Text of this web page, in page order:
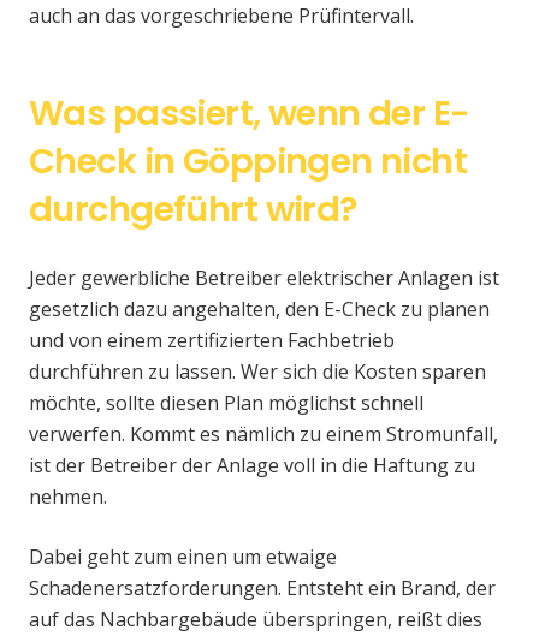
auch an das vorgeschriebene Prüfintervall.
Was passiert, wenn der E-
Check in Göppingen nicht
durchgeführt wird?
Jeder gewerbliche Betreiber elektrischer Anlagen ist
gesetzlich dazu angehalten, den E-Check zu planen
und von einem zertifizierten Fachbetrieb
durchführen zu lassen. Wer sich die Kosten sparen
möchte, sollte diesen Plan möglichst schnell
verwerfen. Kommt es nämlich zu einem Stromunfall,
ist der Betreiber der Anlage voll in die Haftung zu
nehmen.
Dabei geht zum einen um etwaige
Schadenersatzforderungen. Entsteht ein Brand, der
auf das Nachbargebäude überspringen, reißt dies